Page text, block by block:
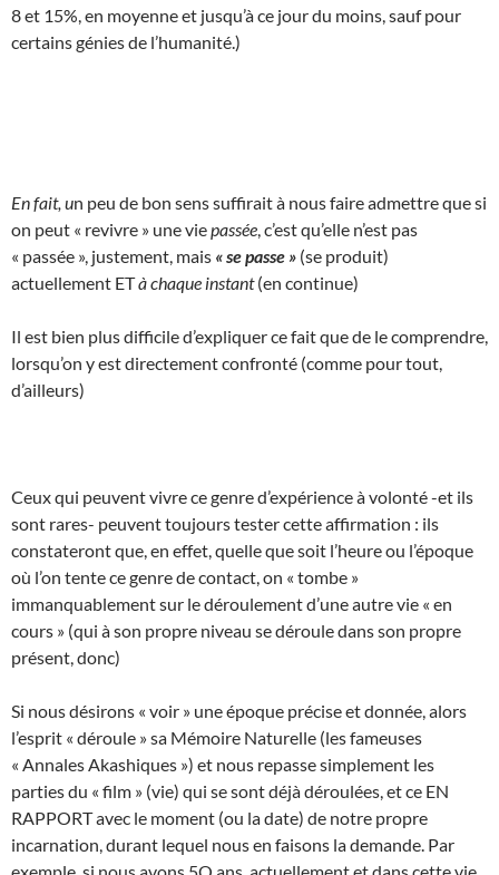
8 et 15%, en moyenne et jusqu’à ce jour du moins, sauf pour
certains génies de l’humanité.)
En fait, un peu de bon sens suffirait à nous faire admettre que si
on peut « revivre » une viepassée , c’est qu’elle n’est pas
« passée », justement, mais « se passe » (se produit)
actuellement ETà chaque instant(en continue)
Il est bien plus difficile d’expliquer ce fait que de le comprendre,
lorsqu’on y est directement confronté (comme pour tout,
d’ailleurs)
Ceux qui peuvent vivre ce genre d’expérience à volonté -et ils
sont rares- peuvent toujours tester cette affirmation : ils
constateront que, en effet, quelle que soit l’heure ou l’époque
où l’on tente ce genre de contact, on « tombe »
immanquablement sur le déroulement d’une autre vie « en
cours » (qui à son propre niveau se déroule dans son propre
présent, donc)
Si nous désirons « voir » une époque précise et donnée, alors
l’esprit « déroule » sa Mémoire Naturelle (les fameuses
« Annales Akashiques ») et nous repasse simplement les
parties du « film » (vie) qui se sont déjà déroulées, et ce EN
RAPPORT avec le moment (ou la date) de notre propre
incarnation, durant lequel nous en faisons la demande. Par
exemple, si nous avons 5O ans, actuellement et dans cette vie,